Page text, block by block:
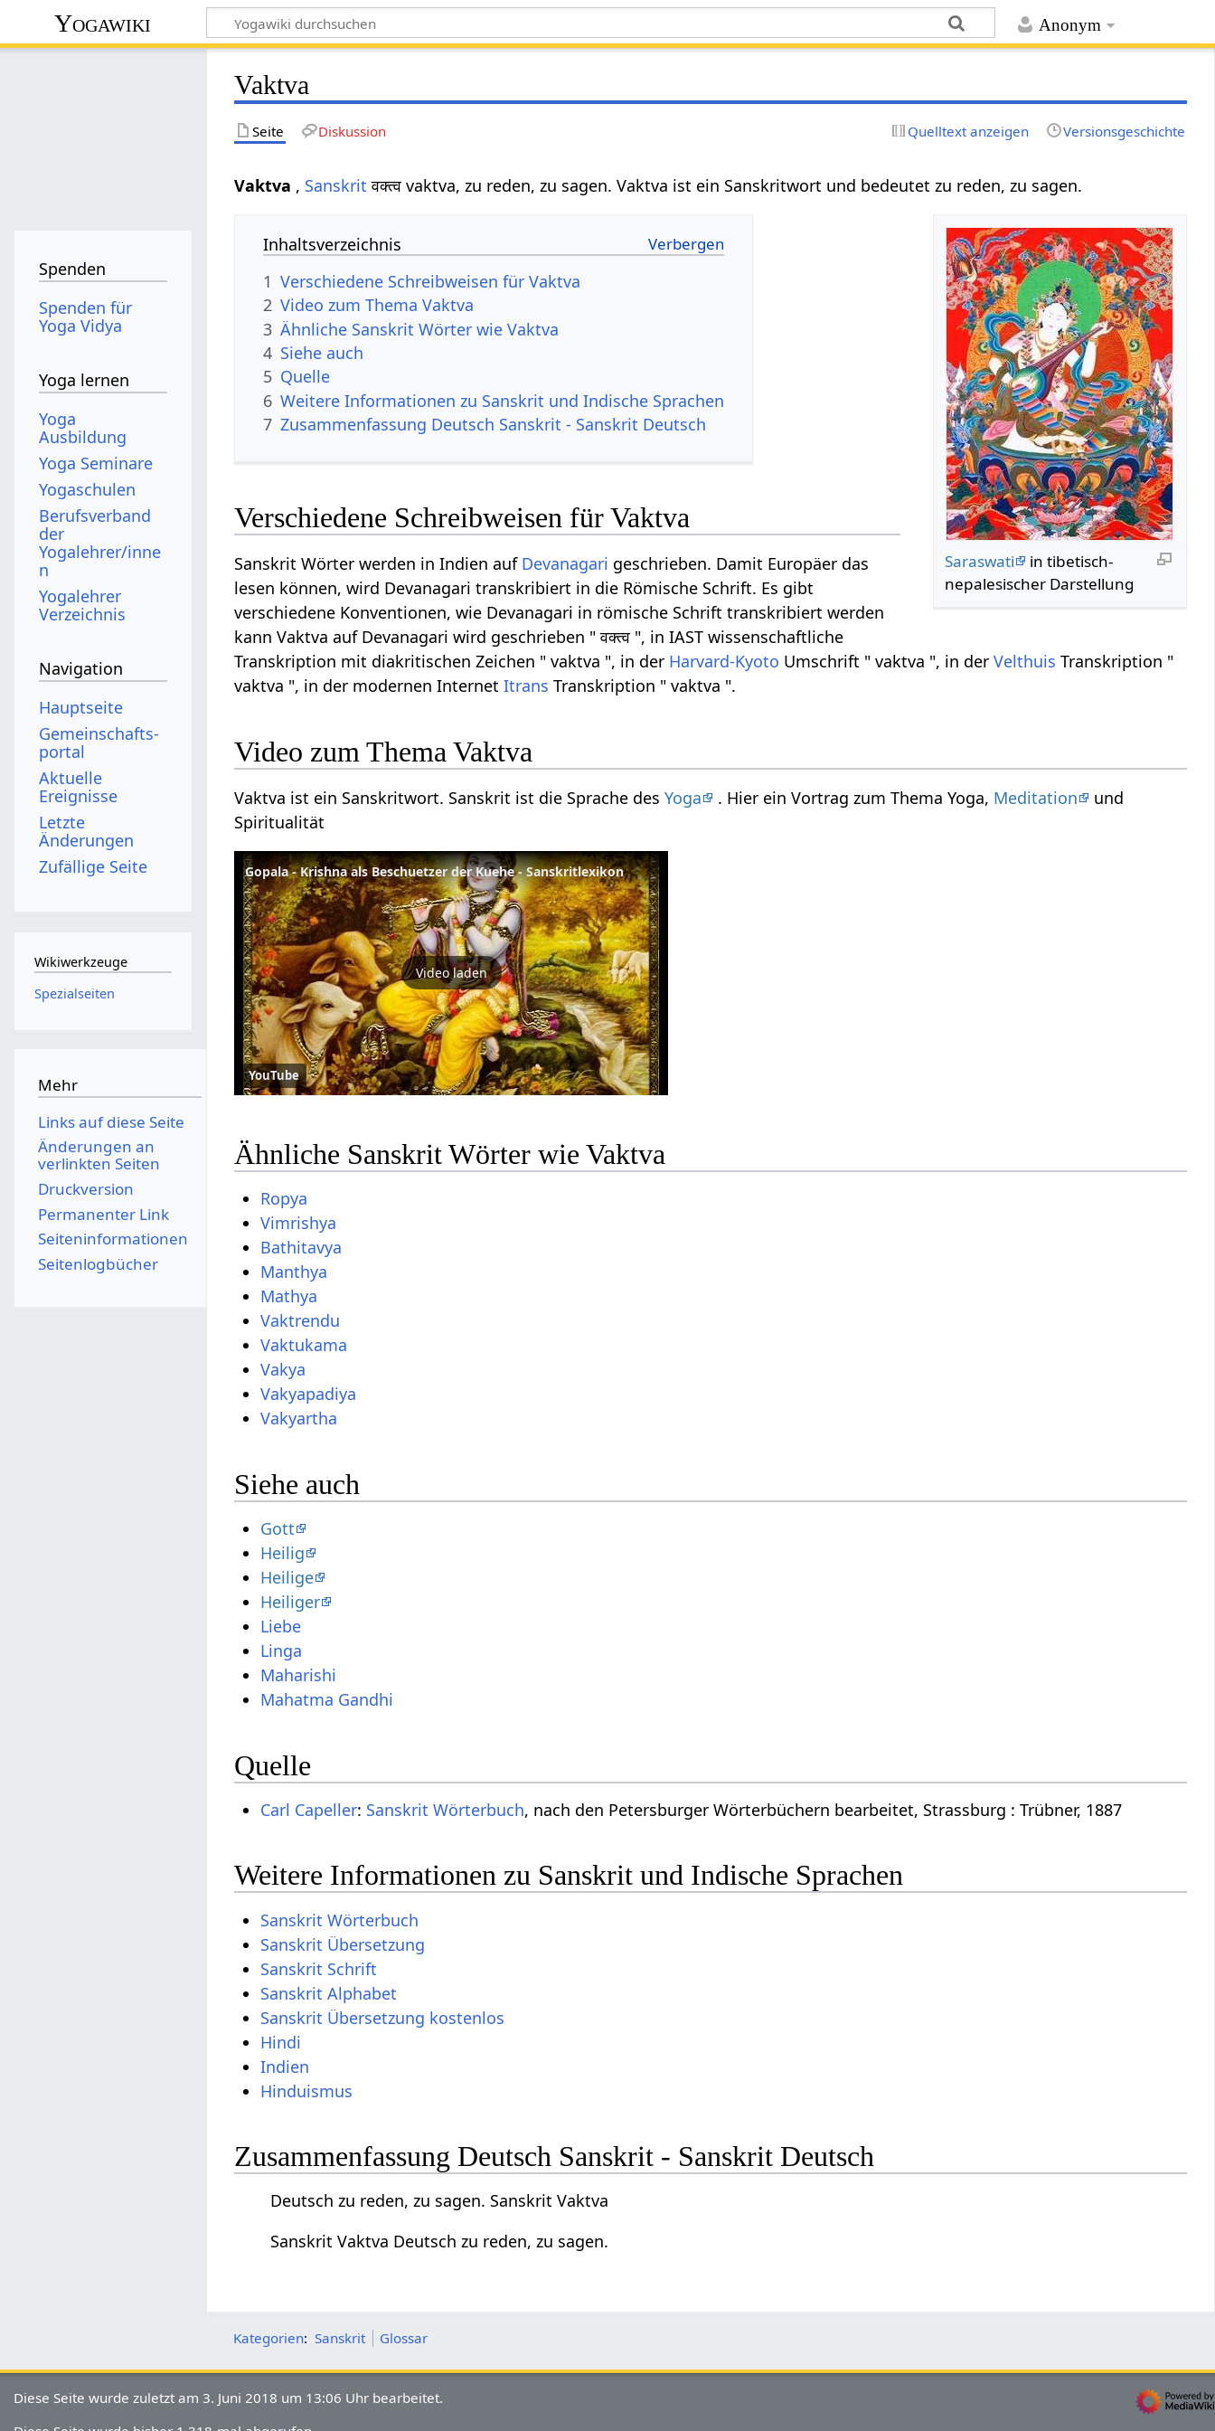
Anonym
Yogawiki
Vaktva
Seite Diskussion Quelltext anzeigen Versionsgeschichte
Vaktva , Sanskrit वक्त्व vaktva, zu reden, zu sagen. Vaktva ist ein Sanskritwort und bedeutet zu reden, zu sagen.
Saraswati
in tibetisch-
nepalesischer Darstellung
Inhaltsverzeichnis
1 Verschiedene Schreibweisen für Vaktva
2 Video zum Thema Vaktva
3 Ähnliche Sanskrit Wörter wie Vaktva
4 Siehe auch
5 Quelle
6 Weitere Informationen zu Sanskrit und Indische Sprachen
7 Zusammenfassung Deutsch Sanskrit - Sanskrit Deutsch
Verschiedene Schreibweisen für Vaktva
Sanskrit Wörter werden in Indien auf Devanagari geschrieben. Damit Europäer das
lesen können, wird Devanagari transkribiert in die Römische Schrift. Es gibt
verschiedene Konventionen, wie Devanagari in römische Schrift transkribiert werden
kann Vaktva auf Devanagari wird geschrieben " वक्त्व ", in IAST wissenschaftliche
Transkription mit diakritischen Zeichen " vaktva ", in der Harvard-Kyoto Umschrift " vaktva ", in derVelthuis Transkription "
vaktva ", in der modernen InternetItrans Transkription " vaktva ".
Video zum Thema Vaktva
Vaktva ist ein Sanskritwort. Sanskrit ist die Sprache desYoga . Hier ein Vortrag zum Thema Yoga, Meditation
und
Spiritualität
Gopala - Krishna als Beschuetzer der Kuehe - Sanskritlexikon
Video laden
YouTube
Ähnliche Sanskrit Wörter wie Vaktva
Ropya
Vimrishya
Bathitavya
Manthya
Mathya
Vaktrendu
Vaktukama
Vakya
Vakyapadiya
Vakyartha
Siehe auch
Gott
Heilig
Heilige
Heiliger
Liebe
Linga
Maharishi
Mahatma Gandhi
Quelle
Carl Capeller: Sanskrit Wörterbuch, nach den Petersburger Wörterbüchern bearbeitet, Strassburg : Trübner, 1887
Weitere Informationen zu Sanskrit und Indische Sprachen
Sanskrit Wörterbuch
Sanskrit Übersetzung
Sanskrit Schrift
Sanskrit Alphabet
Sanskrit Übersetzung kostenlos
Hindi
Indien
Hinduismus
Zusammenfassung Deutsch Sanskrit - Sanskrit Deutsch
Deutsch zu reden, zu sagen. Sanskrit Vaktva
Sanskrit Vaktva Deutsch zu reden, zu sagen.
Kategorien: Sanskrit Glossar
Spenden
Spenden für
Yoga Vidya
Yoga lernen
Yoga
Ausbildung
Yoga Seminare
Yogaschulen
Berufsverband
der
Yogalehrer/inne
n
Yogalehrer
Verzeichnis
Navigation
Hauptseite
Gemeinschafts­
portal
Aktuelle
Ereignisse
Letzte
Änderungen
Zufällige Seite
Wikiwerkzeuge
Spezialseiten
Mehr
Links auf diese Seite
Änderungen an
verlinkten Seiten
Druckversion
Permanenter Link
Seiten­­informationen
Seitenlogbücher
Diese Seite wurde zuletzt am 3. Juni 2018 um 13:06 Uhr bearbeitet.